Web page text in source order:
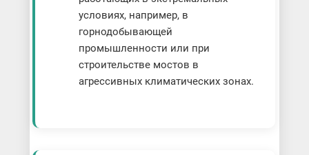
условиях, например, в
горнодобывающей
промышленности или при
строительстве мостов в
агрессивных климатических зонах.